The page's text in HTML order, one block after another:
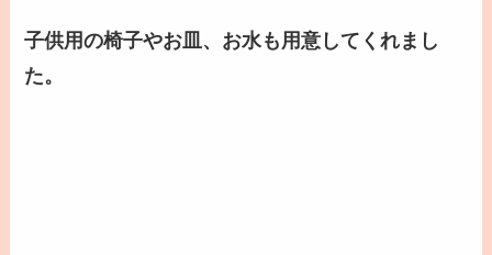
子供用の椅子やお皿、お水も用意してくれまし
た。